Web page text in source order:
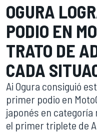
OGURA
PODIO EN
TRATO DE
CADA
Ai Ogura consiguió
primer podio en
japonés en categoría
el primer triplete de